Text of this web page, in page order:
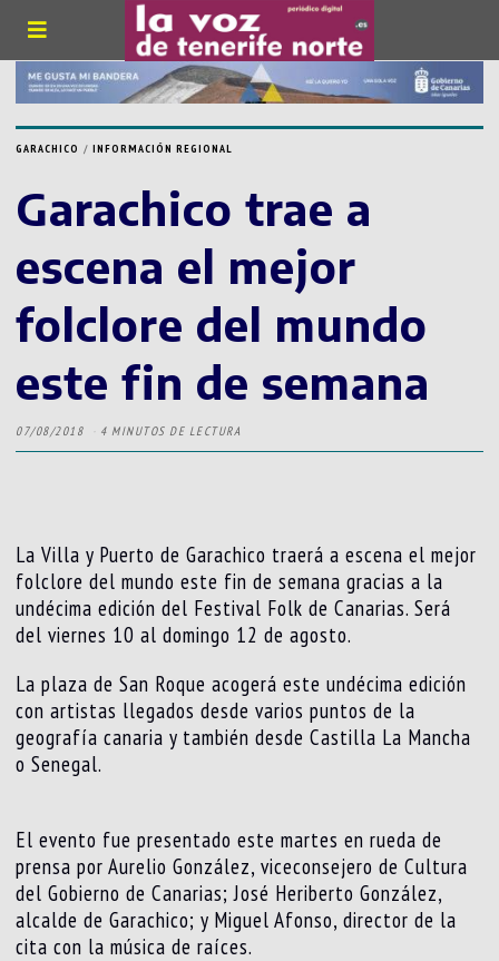
GARACHICO / INFORMACIÓN REGIONAL
Garachico trae a
escena el mejor
folclore del mundo
este fin de semana
07/08/2018 4 MINUTOS DE LECTURA
La Villa y Puerto de Garachico traerá a escena el mejor
folclore del mundo este fin de semana gracias a la
undécima edición del Festival Folk de Canarias. Será
del viernes 10 al domingo 12 de agosto.
La plaza de San Roque acogerá este undécima edición
con artistas llegados desde varios puntos de la
geografía canaria y también desde Castilla La Mancha
o Senegal.
El evento fue presentado este martes en rueda de
prensa por Aurelio González, viceconsejero de Cultura
del Gobierno de Canarias; José Heriberto González,
alcalde de Garachico; y Miguel Afonso, director de la
cita con la música de raíces.